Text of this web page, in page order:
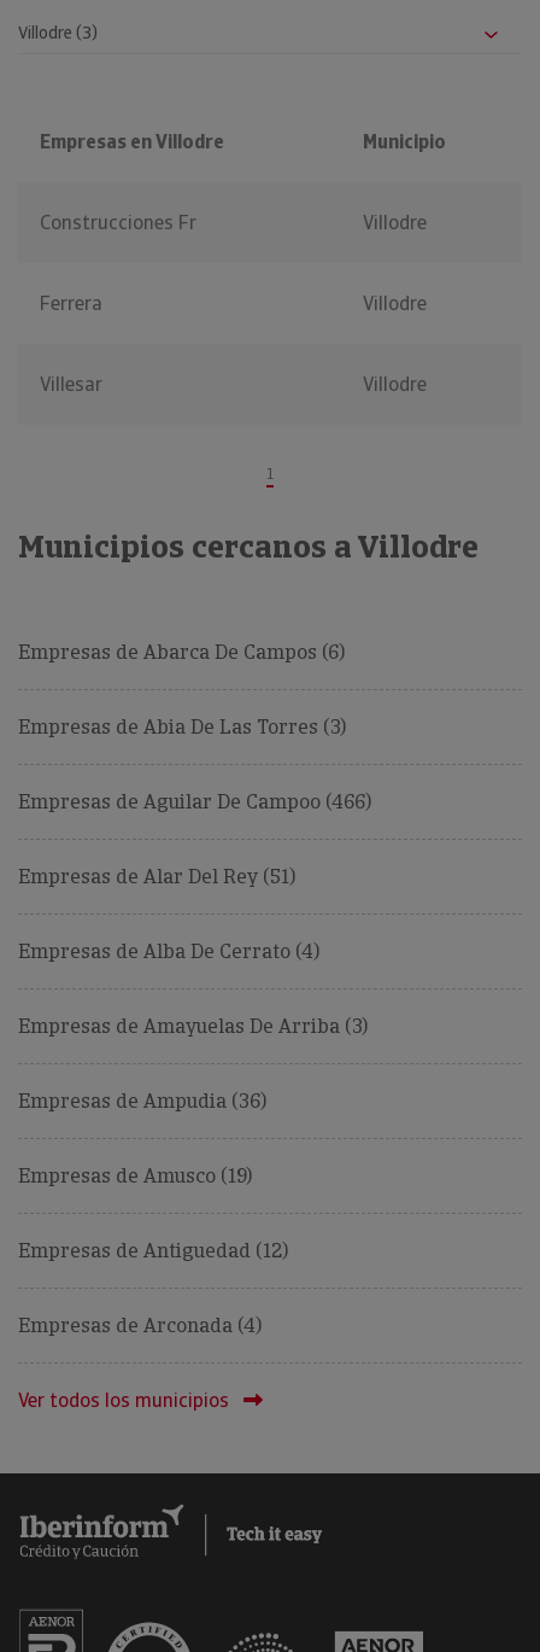
Empresas en Villodre Municipio
Construcciones Fr Villodre
Ferrera Villodre
Villesar Villodre
1
Municipios cercanos a Villodre
Empresas de Abarca De Campos (6)
Empresas de Abia De Las Torres (3)
Empresas de Aguilar De Campoo (466)
Empresas de Alar Del Rey (51)
Empresas de Alba De Cerrato (4)
Empresas de Amayuelas De Arriba (3)
Empresas de Ampudia (36)
Empresas de Amusco (19)
Empresas de Antiguedad (12)
Empresas de Arconada (4)
Ver todos los municipios